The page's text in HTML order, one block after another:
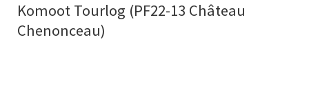
Komoot Tourlog (PF22-13 Château
Chenonceau)